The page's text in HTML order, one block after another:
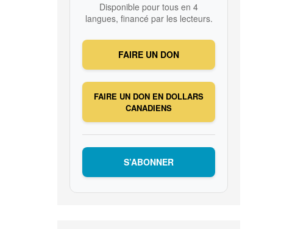
Disponible pour tous en 4
langues, financé par les lecteurs.
FAIRE UN DON
FAIRE UN DON EN DOLLARS
CANADIENS
S’ABONNER